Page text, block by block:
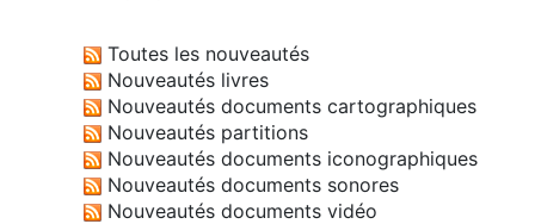
Toutes les nouveautés
Nouveautés livres
Nouveautés documents cartographiques
Nouveautés partitions
Nouveautés documents iconographiques
Nouveautés documents sonores
Nouveautés documents vidéo